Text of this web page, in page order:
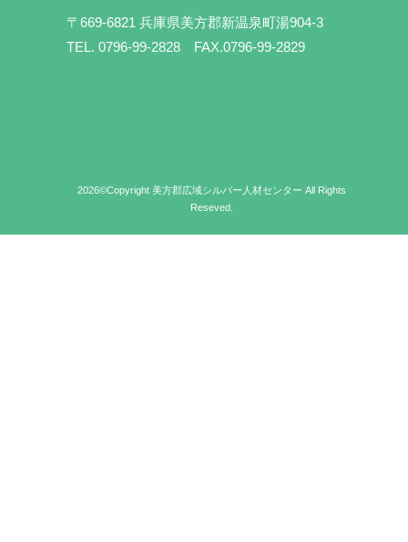
〒669-6821 兵庫県美方郡新温泉町湯904-3
TEL. 0796-99-2828 FAX.0796-99-2829
2026©Copyright 美方郡広域シルバー人材センター All Rights
Reseved.